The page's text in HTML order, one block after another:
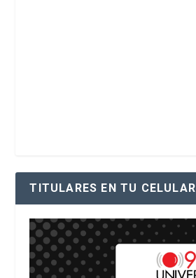
TITULARES EN TU CELULAR